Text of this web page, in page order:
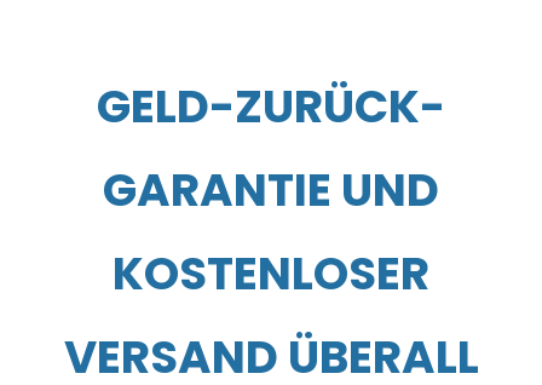
GELD-ZURÜCK-
GARANTIE UND
KOSTENLOSER
VERSAND ÜBERALL